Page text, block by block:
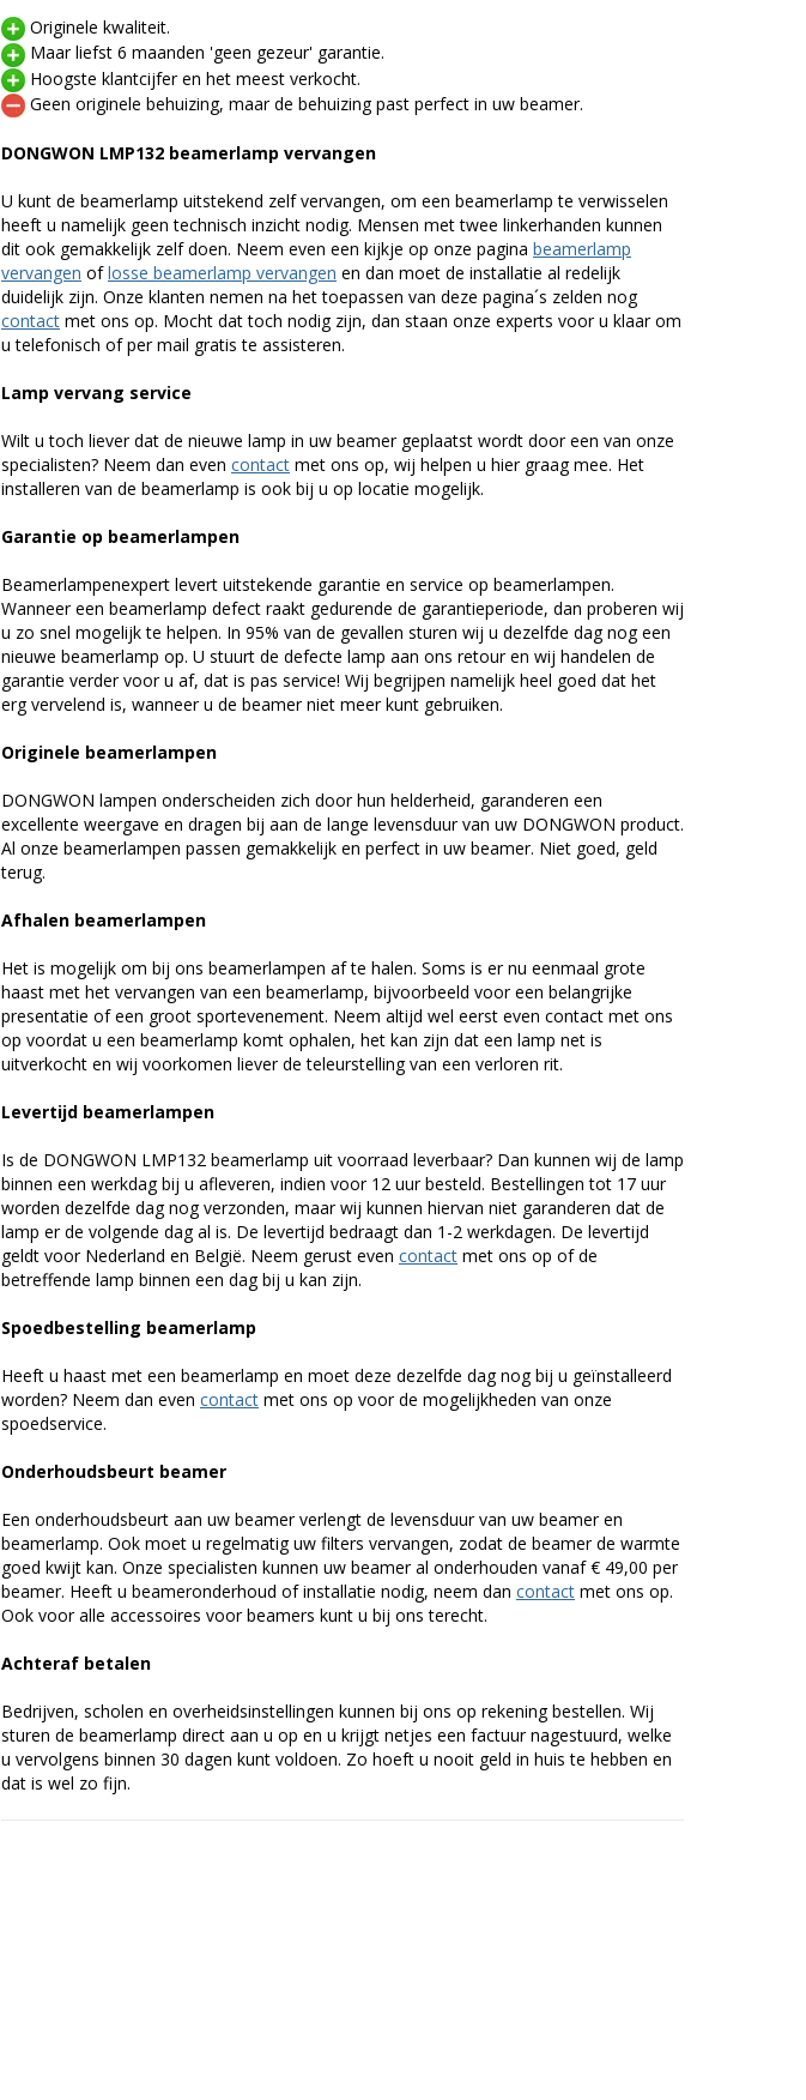
Originele kwaliteit.
Maar liefst 6 maanden 'geen gezeur' garantie.
Hoogste klantcijfer en het meest verkocht.
Geen originele behuizing, maar de behuizing past perfect in uw beamer.
DONGWON LMP132 beamerlamp vervangen
U kunt de beamerlamp uitstekend zelf vervangen, om een beamerlamp te verwisselen
heeft u namelijk geen technisch inzicht nodig. Mensen met twee linkerhanden kunnen
dit ook gemakkelijk zelf doen. Neem even een kijkje op onze pagina beamerlamp
vervangen oflosse beamerlamp vervangen en dan moet de installatie al redelijk
duidelijk zijn. Onze klanten nemen na het toepassen van deze pagina´s zelden nog
contact met ons op. Mocht dat toch nodig zijn, dan staan onze experts voor u klaar om
u telefonisch of per mail gratis te assisteren.
Lamp vervang service
Wilt u toch liever dat de nieuwe lamp in uw beamer geplaatst wordt door een van onze
specialisten? Neem dan even contact met ons op, wij helpen u hier graag mee. Het
installeren van de beamerlamp is ook bij u op locatie mogelijk.
Garantie op beamerlampen
Beamerlampenexpert levert uitstekende garantie en service op beamerlampen.
Wanneer een beamerlamp defect raakt gedurende de garantieperiode, dan proberen wij
u zo snel mogelijk te helpen. In 95% van de gevallen sturen wij u dezelfde dag nog een
nieuwe beamerlamp op. U stuurt de defecte lamp aan ons retour en wij handelen de
garantie verder voor u af, dat is pas service! Wij begrijpen namelijk heel goed dat het
erg vervelend is, wanneer u de beamer niet meer kunt gebruiken.
Originele beamerlampen
DONGWON lampen onderscheiden zich door hun helderheid, garanderen een
excellente weergave en dragen bij aan de lange levensduur van uw DONGWON product.
Al onze beamerlampen passen gemakkelijk en perfect in uw beamer. Niet goed, geld
terug.
Afhalen beamerlampen
Het is mogelijk om bij ons beamerlampen af te halen. Soms is er nu eenmaal grote
haast met het vervangen van een beamerlamp, bijvoorbeeld voor een belangrijke
presentatie of een groot sportevenement. Neem altijd wel eerst even contact met ons
op voordat u een beamerlamp komt ophalen, het kan zijn dat een lamp net is
uitverkocht en wij voorkomen liever de teleurstelling van een verloren rit.
Levertijd beamerlampen
Is de DONGWON LMP132 beamerlamp uit voorraad leverbaar? Dan kunnen wij de lamp
binnen een werkdag bij u afleveren, indien voor 12 uur besteld. Bestellingen tot 17 uur
worden dezelfde dag nog verzonden, maar wij kunnen hiervan niet garanderen dat de
lamp er de volgende dag al is. De levertijd bedraagt dan 1-2 werkdagen. De levertijd
geldt voor Nederland en België. Neem gerust even contact met ons op of de
betreffende lamp binnen een dag bij u kan zijn.
Spoedbestelling beamerlamp
Heeft u haast met een beamerlamp en moet deze dezelfde dag nog bij u geïnstalleerd
worden? Neem dan even contact met ons op voor de mogelijkheden van onze
spoedservice.
Onderhoudsbeurt beamer
Een onderhoudsbeurt aan uw beamer verlengt de levensduur van uw beamer en
beamerlamp. Ook moet u regelmatig uw filters vervangen, zodat de beamer de warmte
goed kwijt kan. Onze specialisten kunnen uw beamer al onderhouden vanaf € 49,00 per
beamer. Heeft u beameronderhoud of installatie nodig, neem dan contact met ons op.
Ook voor alle accessoires voor beamers kunt u bij ons terecht.
Achteraf betalen
Bedrijven, scholen en overheidsinstellingen kunnen bij ons op rekening bestellen. Wij
sturen de beamerlamp direct aan u op en u krijgt netjes een factuur nagestuurd, welke
u vervolgens binnen 30 dagen kunt voldoen. Zo hoeft u nooit geld in huis te hebben en
dat is wel zo fijn.